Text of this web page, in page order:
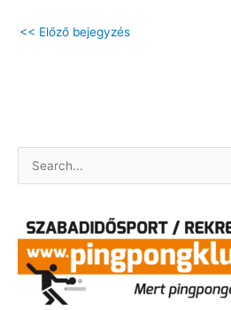
<< Előző bejegyzés
e
h